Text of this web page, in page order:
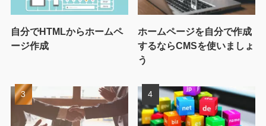
自分でHTMLからホームペ
ージ作成
ホームページを自分で作成
するならCMSを使いましょ
う